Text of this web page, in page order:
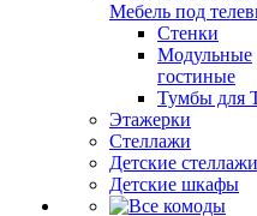
Мебель под
Стенки
Модульные
гостиные
Тумбы для
Этажерки
Стеллажи
Детские стеллажи
Детские шкафы